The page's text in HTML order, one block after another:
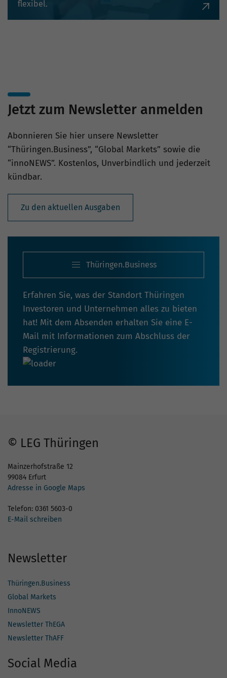
flexibel.
Jetzt zum Newsletter anmelden
Abonnieren Sie hier unsere Newsletter
“Thüringen.Business”, “Global Markets” sowie die
“innoNEWS”. Kostenlos, Unverbindlich und jederzeit
kündbar.
Zu den aktuellen Ausgaben
Thüringen.Business
Erfahren Sie, was der Standort Thüringen
Investoren und Unternehmen alles zu bieten
hat! Mit dem Absenden erhalten Sie eine E-
Mail mit Informationen zum Abschluss der
Registrierung.
© LEG Thüringen
Mainzerhofstraße 12
99084 Erfurt
Adresse in Google Maps
Telefon: 0361 5603-0
E-Mail schreiben
Newsletter
Thüringen.Business
Global Markets
InnoNEWS
Newsletter ThEGA
Newsletter ThAFF
Social Media